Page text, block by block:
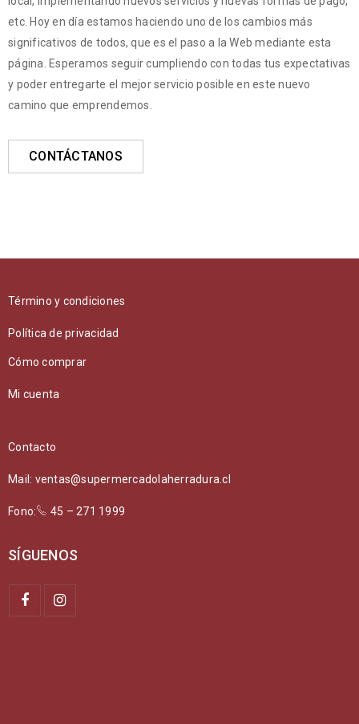
etc. Hoy en día estamos haciendo uno de los cambios más
significativos de todos, que es el paso a la Web mediante esta
página. Esperamos seguir cumpliendo con todas tus expectativas
y poder entregarte el mejor servicio posible en este nuevo
camino que emprendemos.
CONTÁCTANOS
Término y condiciones
Política de privacidad
Cómo comprar
Mi cuenta
Contacto
Mail: ventas@supermercadolaherradura.cl
Fono: 45 – 271 1999
SÍGUENOS